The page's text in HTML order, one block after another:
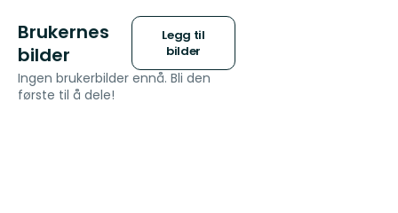
Brukernes
bilder
Legg til
bilder
Ingen brukerbilder ennå. Bli den
første til å dele!